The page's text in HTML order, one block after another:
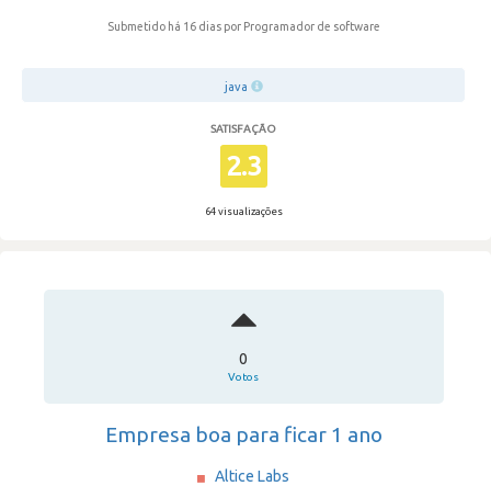
Submetido há 16 dias por Programador de software
java
SATISFAÇÃO
2.3
64 visualizações
0
Votos
Empresa boa para ficar 1 ano
Altice Labs